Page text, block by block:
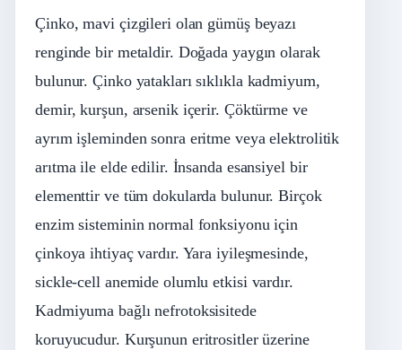
Çinko, mavi çizgileri olan gümüş beyazı
renginde bir metaldir. Doğada yaygın olarak
bulunur. Çinko yatakları sıklıkla kadmiyum,
demir, kurşun, arsenik içerir. Çöktürme ve
ayrım işleminden sonra eritme veya elektrolitik
arıtma ile elde edilir. İnsanda esansiyel bir
elementtir ve tüm dokularda bulunur. Birçok
enzim sisteminin normal fonksiyonu için
çinkoya ihtiyaç vardır. Yara iyileşmesinde,
sickle-cell anemide olumlu etkisi vardır.
Kadmiyuma bağlı nefrotoksisitede
koruyucudur. Kurşunun eritrositler üzerine